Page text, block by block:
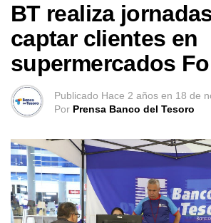
BT realiza
captar clientes en
supermercados
Publicado Hace 2 años en 18 de
Por Prensa Banco del Tesoro